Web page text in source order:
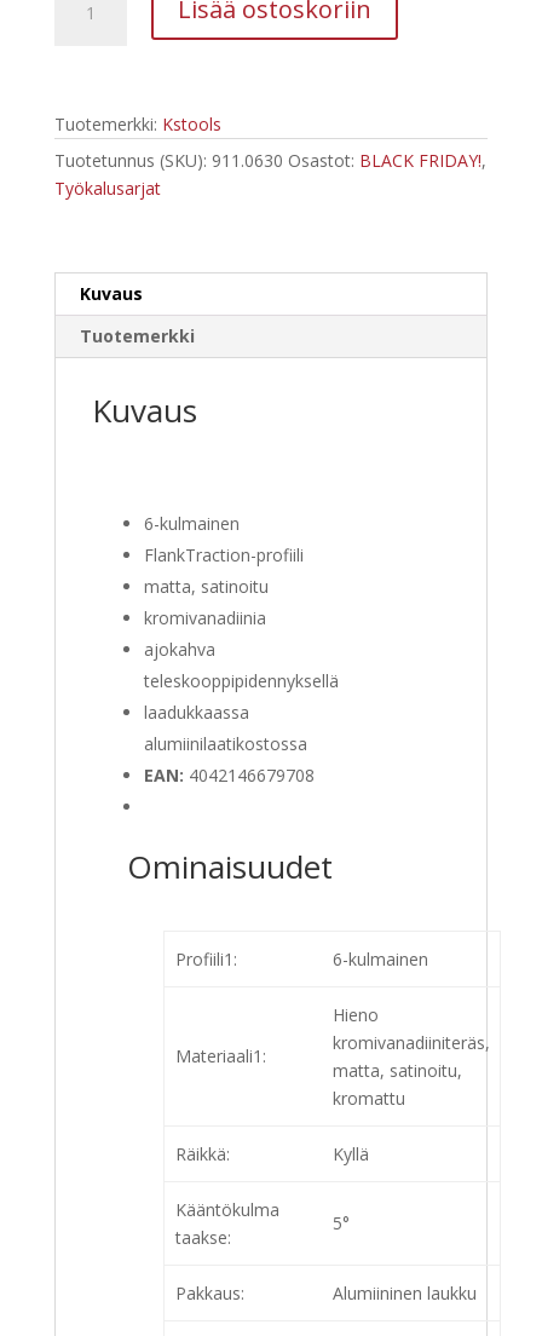
911.0630
os
määrä
Lisää ostoskoriin
Tuotemerkki: Kstools
Tuotetunnus (SKU): 911.0630 Osastot: BLACK FRIDAY!,
Työkalusarjat
Kuvaus
Tuotemerkki
Kuvaus
6-kulmainen
FlankTraction-profiili
matta, satinoitu
kromivanadiinia
ajokahva
teleskooppipidennyksellä
laadukkaassa
alumiinilaatikostossa
EAN: 4042146679708
Ominaisuudet
Profiili1: 6-kulmainen
Materiaali1:
Hieno
kromivanadiiniteräs,
matta, satinoitu,
kromattu
Räikkä: Kyllä
Kääntökulma
taakse:
5°
Pakkaus: Alumiininen laukku